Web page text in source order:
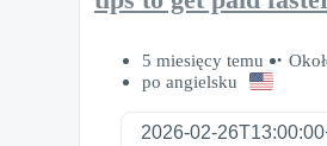
5 miesięcy temu
po angielsku